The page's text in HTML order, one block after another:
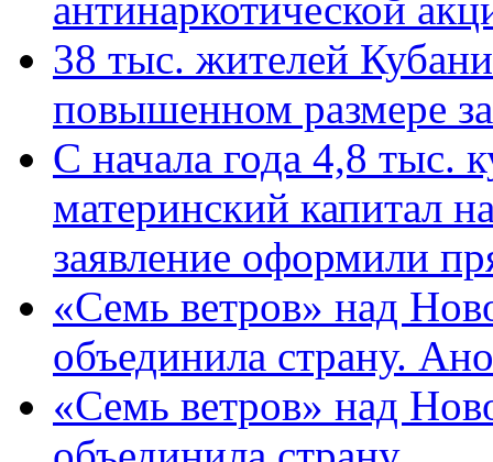
38 тыс. жителей
повышенном размере
С начала года 4,8 тыс.
материнский капитал
заявление оформили
«Семь ветров» над
объединила страну.
«Семь ветров» над